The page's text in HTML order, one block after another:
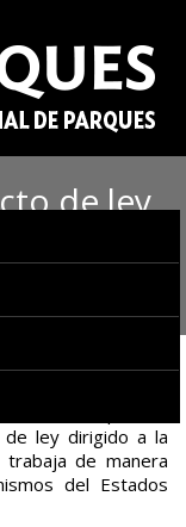
de ley
19.10.2017
ley dirigido a la
de manera
del Estados